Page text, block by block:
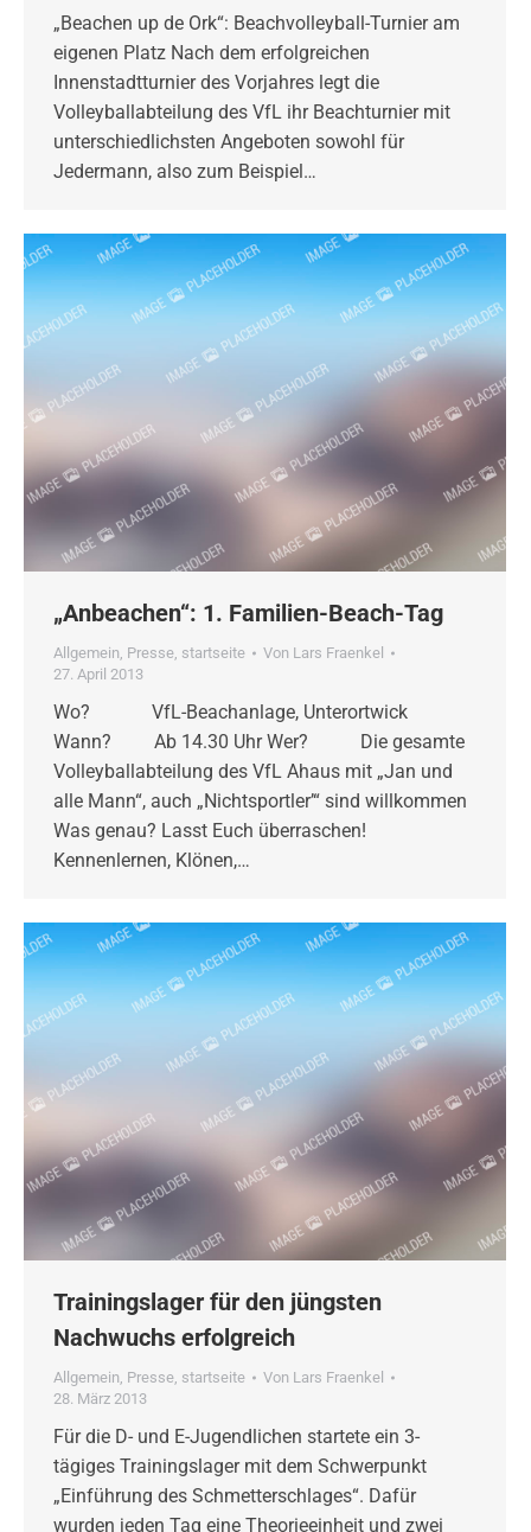
„Beachen up de Ork“: Beachvolleyball-Turnier am
eigenen Platz Nach dem erfolgreichen
Innenstadtturnier des Vorjahres legt die
Volleyballabteilung des VfL ihr Beachturnier mit
unterschiedlichsten Angeboten sowohl für
Jedermann, also zum Beispiel…
„Anbeachen“: 1. Familien-Beach-Tag
Allgemein, Presse, startseite Von Lars Fraenkel
27. April 2013
Wo? VfL-Beachanlage, Unterortwick
Wann? Ab 14.30 Uhr Wer? Die gesamte
Volleyballabteilung des VfL Ahaus mit „Jan und
alle Mann“, auch „Nichtsportler’“ sind willkommen
Was genau? Lasst Euch überraschen!
Kennenlernen, Klönen,…
Trainingslager für den jüngsten
Nachwuchs erfolgreich
Allgemein, Presse, startseite Von Lars Fraenkel
28. März 2013
Für die D- und E-Jugendlichen startete ein 3-
tägiges Trainingslager mit dem Schwerpunkt
„Einführung des Schmetterschlages“. Dafür
wurden jeden Tag eine Theorieeinheit und zwei